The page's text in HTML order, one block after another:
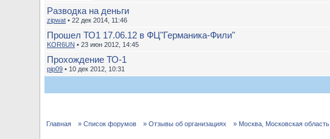
Разводка на деньги
zipwat • 22 дек 2014, 11:46
Прошел ТО1 17.06.12 в ФЦ"Германика-Фили"
KOR6UN • 23 июн 2012, 14:45
Прохождение ТО-1
pip09 • 10 дек 2012, 10:31
Главная » Список форумов » Отзывы об организациях » Москва, Московская область